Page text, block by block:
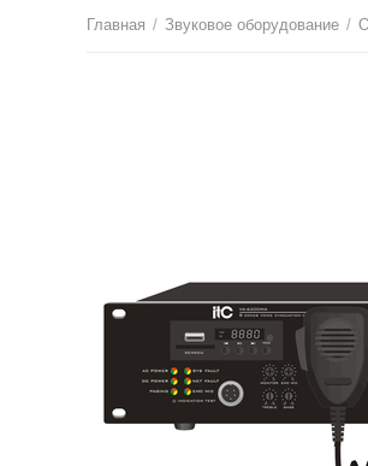
Главная / Звуковое оборудование /